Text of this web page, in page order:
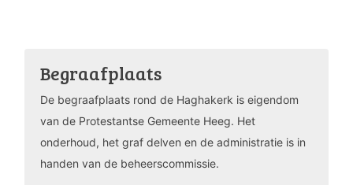
Begraafplaats
De begraafplaats rond de Haghakerk is eigendom
van de Protestantse Gemeente Heeg. Het
onderhoud, het graf delven en de administratie is in
handen van de beheerscommissie.